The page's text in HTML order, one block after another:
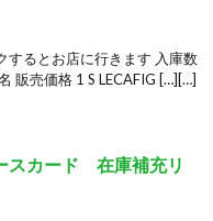
するとお店に行きます 入庫数
販売価格 1 S LECAFIG […][…]
カード 在庫補充リ